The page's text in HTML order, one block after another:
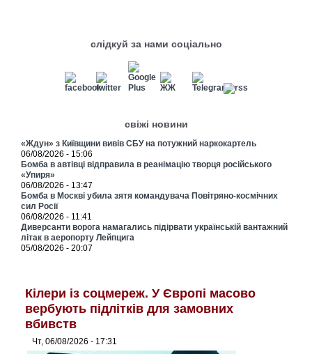
слідкуй за нами соціально
свіжі новини
«Ждун» з Київщини вивів СБУ на потужний наркокартель
06/08/2026 - 15:06
Бомба в автівці відправила в реанімацію творця російського
«Упиря»
06/08/2026 - 13:47
Бомба в Москві убила зятя командувача Повітряно-космічних
сил Росії
06/08/2026 - 11:41
Диверсанти ворога намагались підірвати українській вантажний
літак в аеропорту Лейпцига
05/08/2026 - 20:07
Кілери із соцмереж. У Європі масово
вербують підлітків для замовних
вбивств
Чт, 06/08/2026 - 17:31